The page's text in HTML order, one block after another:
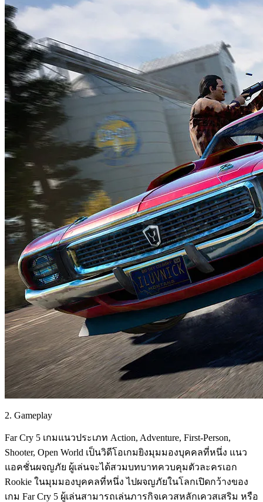
2. Gameplay
Far Cry 5 เกมแนวประเภท Action, Adventure, First-Person,
Shooter, Open World เป็นวิดีโอเกมยิงมุมมองบุคคลที่หนึ่ง แนว
แอคชั่นผจญภัย ผู้เล่นจะได้สวมบทบาทควบคุมตัวละครเอก
Rookie ในมุมมองบุคคลที่หนึ่ง ไปผจญภัยในโลกเปิดกว้างของ
เกม Far Cry 5 ผู้เล่นสามารถเล่นภารกิจเควสหลักเควสเสริม หรือ